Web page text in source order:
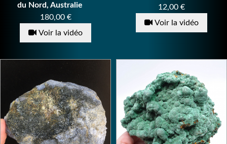
du Nord, Australie
Prix
180,00 €
Voir la vidéo
Prix
12,00 €
Voir la vidéo